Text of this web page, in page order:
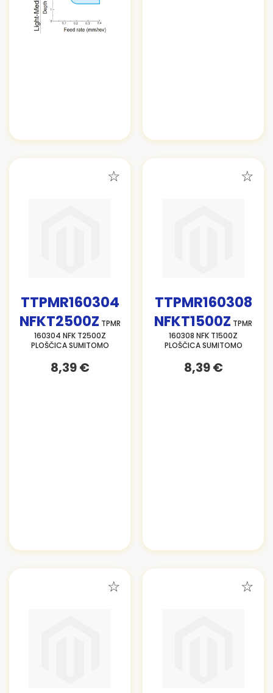
TTPMR160304
NFKT2500Z TPMR
160304 NFK T2500Z
PLOŠČICA SUMITOMO
8,39 €
TTPMR160308
NFKT1500Z TPMR
160308 NFK T1500Z
PLOŠČICA SUMITOMO
8,39 €